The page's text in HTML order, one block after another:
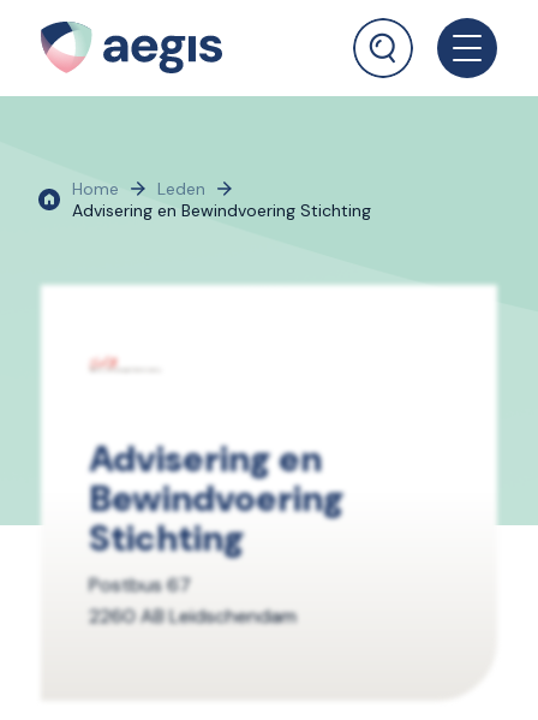
Home
Leden
Advisering en Bewindvoering Stichting
Advisering en
Bewindvoering
Stichting
Postbus 67
2260 AB Leidschendam